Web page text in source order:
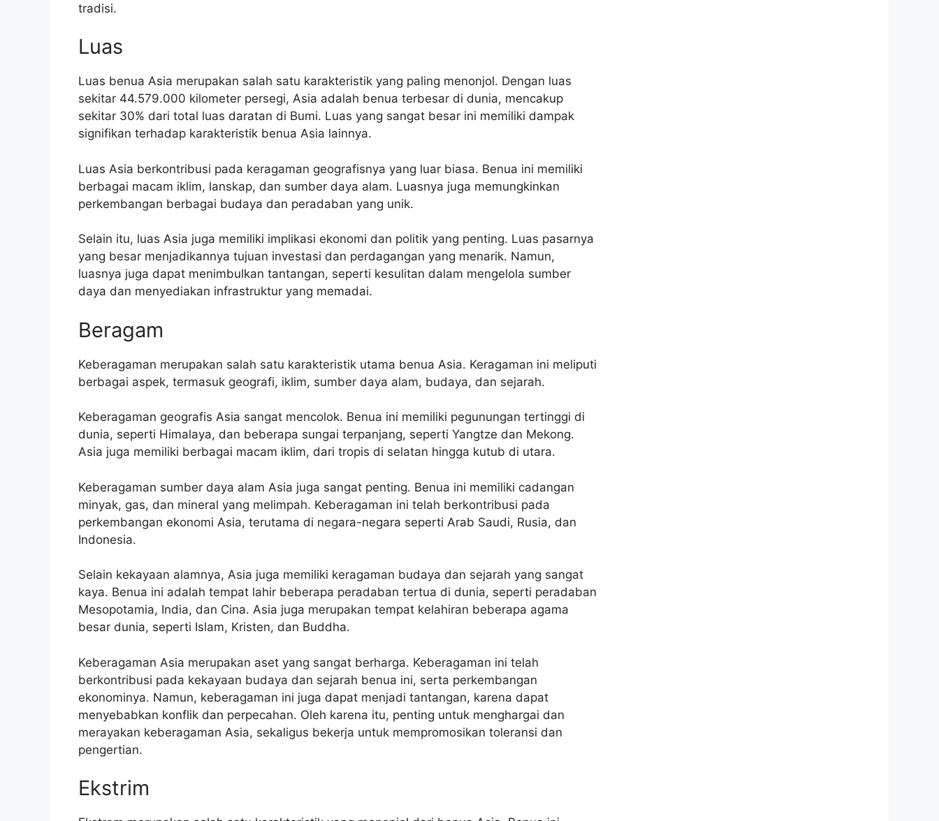
tradisi.
Luas
Luas benua Asia merupakan salah satu karakteristik yang paling menonjol. Dengan luas
sekitar 44.579.000 kilometer persegi, Asia adalah benua terbesar di dunia, mencakup
sekitar 30% dari total luas daratan di Bumi. Luas yang sangat besar ini memiliki dampak
signifikan terhadap karakteristik benua Asia lainnya.
Luas Asia berkontribusi pada keragaman geografisnya yang luar biasa. Benua ini memiliki
berbagai macam iklim, lanskap, dan sumber daya alam. Luasnya juga memungkinkan
perkembangan berbagai budaya dan peradaban yang unik.
Selain itu, luas Asia juga memiliki implikasi ekonomi dan politik yang penting. Luas pasarnya
yang besar menjadikannya tujuan investasi dan perdagangan yang menarik. Namun,
luasnya juga dapat menimbulkan tantangan, seperti kesulitan dalam mengelola sumber
daya dan menyediakan infrastruktur yang memadai.
Beragam
Keberagaman merupakan salah satu karakteristik utama benua Asia. Keragaman ini meliputi
berbagai aspek, termasuk geografi, iklim, sumber daya alam, budaya, dan sejarah.
Keberagaman geografis Asia sangat mencolok. Benua ini memiliki pegunungan tertinggi di
dunia, seperti Himalaya, dan beberapa sungai terpanjang, seperti Yangtze dan Mekong.
Asia juga memiliki berbagai macam iklim, dari tropis di selatan hingga kutub di utara.
Keberagaman sumber daya alam Asia juga sangat penting. Benua ini memiliki cadangan
minyak, gas, dan mineral yang melimpah. Keberagaman ini telah berkontribusi pada
perkembangan ekonomi Asia, terutama di negara-negara seperti Arab Saudi, Rusia, dan
Indonesia.
Selain kekayaan alamnya, Asia juga memiliki keragaman budaya dan sejarah yang sangat
kaya. Benua ini adalah tempat lahir beberapa peradaban tertua di dunia, seperti peradaban
Mesopotamia, India, dan Cina. Asia juga merupakan tempat kelahiran beberapa agama
besar dunia, seperti Islam, Kristen, dan Buddha.
Keberagaman Asia merupakan aset yang sangat berharga. Keberagaman ini telah
berkontribusi pada kekayaan budaya dan sejarah benua ini, serta perkembangan
ekonominya. Namun, keberagaman ini juga dapat menjadi tantangan, karena dapat
menyebabkan konflik dan perpecahan. Oleh karena itu, penting untuk menghargai dan
merayakan keberagaman Asia, sekaligus bekerja untuk mempromosikan toleransi dan
pengertian.
Ekstrim